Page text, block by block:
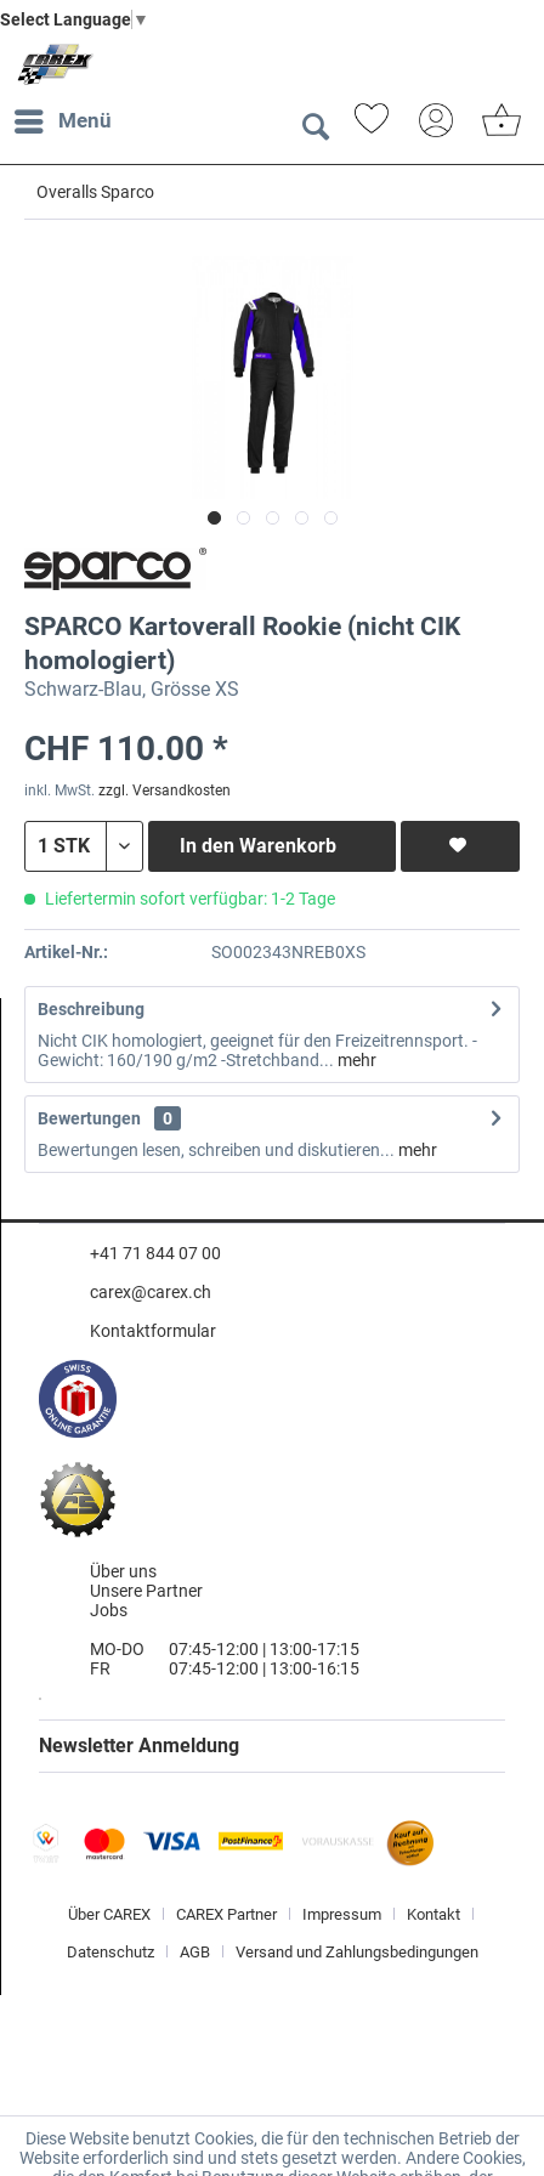
Select Language ▼
Menü
Overalls Sparco
SPARCO Kartoverall Rookie (nicht CIK
homologiert)
Schwarz-Blau, Grösse XS
CHF 110.00 *
inkl. MwSt. zzgl. Versandkosten
In den Warenkorb
Liefertermin sofort verfügbar: 1-2 Tage
Artikel-Nr.: SO002343NREB0XS
Beschreibung
Nicht CIK homologiert, geeignet für den Freizeitrennsport. -
Gewicht: 160/190 g/m2 -Stretchband... mehr
Bewertungen
0
Bewertungen lesen, schreiben und diskutieren... mehr
+41 71 844 07 00
carex@carex.ch
Kontaktformular
Über uns
Unsere Partner
Jobs
MO-DO
FR
07:45-12:00 | 13:00-17:15
07:45-12:00 | 13:00-16:15
Newsletter Anmeldung
Über CAREX CAREX Partner Impressum Kontakt
Datenschutz AGB Versand und Zahlungsbedingungen
Diese Website benutzt Cookies, die für den technischen Betrieb der
Website erforderlich sind und stets gesetzt werden. Andere Cookies,